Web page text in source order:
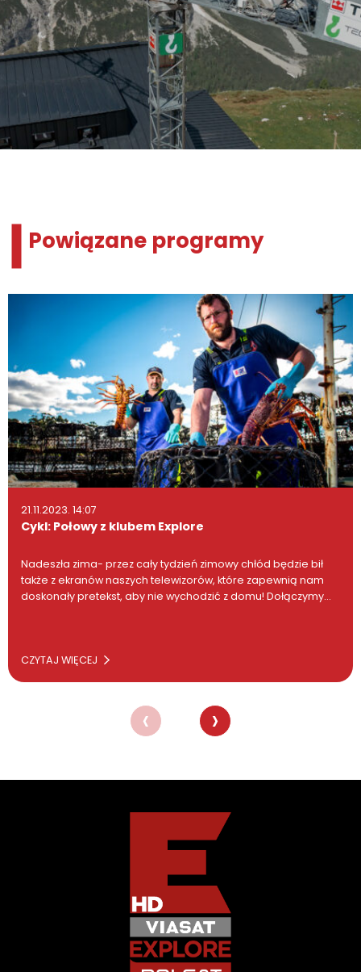
Powiązane programy
21.11.2023. 14:07
Cykl: Połowy z klubem Explore
Nadeszła zima- przez cały tydzień zimowy chłód będzie bił
także z ekranów naszych telewizorów, które zapewnią nam
doskonały pretekst, aby nie wychodzić z domu! Dołączymy…
CZYTAJ WIĘCEJ
‹ ›